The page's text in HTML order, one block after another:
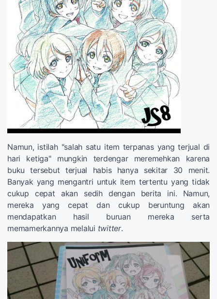
Namun, istilah "salah satu item terpanas yang terjual di
hari ketiga" mungkin terdengar meremehkan karena
buku tersebut terjual habis hanya sekitar 30 menit.
Banyak yang mengantri untuk item tertentu yang tidak
cukup cepat akan sedih dengan berita ini. Namun,
mereka yang cepat dan cukup beruntung akan
mendapatkan hasil buruan mereka serta
memamerkannya melalui twitter.